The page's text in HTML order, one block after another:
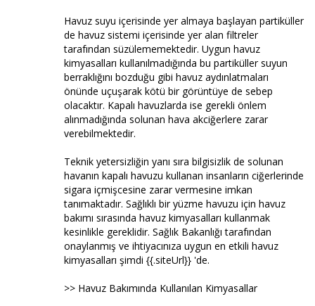
Havuz suyu içerisinde yer almaya başlayan partiküller
de havuz sistemi içerisinde yer alan filtreler
tarafından süzülememektedir. Uygun havuz
kimyasalları kullanılmadığında bu partiküller suyun
berraklığını bozduğu gibi havuz aydınlatmaları
önünde uçuşarak kötü bir görüntüye de sebep
olacaktır. Kapalı havuzlarda ise gerekli önlem
alınmadığında solunan hava akciğerlere zarar
verebilmektedir.
Teknik yetersizliğin yanı sıra bilgisizlik de solunan
havanın kapalı havuzu kullanan insanların ciğerlerinde
sigara içmişcesine zarar vermesine imkan
tanımaktadır. Sağlıklı bir yüzme havuzu için havuz
bakımı sırasında havuz kimyasalları kullanmak
kesinlikle gereklidir. Sağlık Bakanlığı tarafından
onaylanmış ve ihtiyacınıza uygun en etkili havuz
kimyasalları şimdi {{.siteUrl}} 'de.
>> Havuz Bakımında Kullanılan Kimyasallar